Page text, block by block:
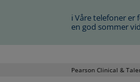
ℹ Våre telefoner
en god sommer
Pearson Clinical &